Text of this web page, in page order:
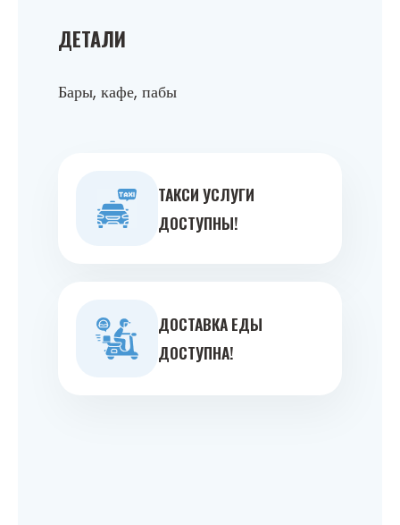
ДЕТАЛИ
Бары, кафе, пабы
ТАКСИ УСЛУГИ
ДОСТУПНЫ!
ДОСТАВКА ЕДЫ
ДОСТУПНА!